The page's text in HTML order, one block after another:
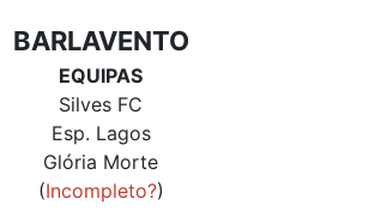
BARLAVENTO
EQUIPAS
Silves FC
Esp. Lagos
Glória Morte
(Incompleto?)